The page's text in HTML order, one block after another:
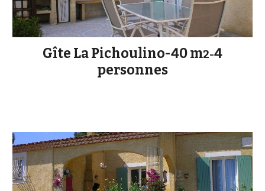
Gîte La Pichoulino-40 m2-4
personnes